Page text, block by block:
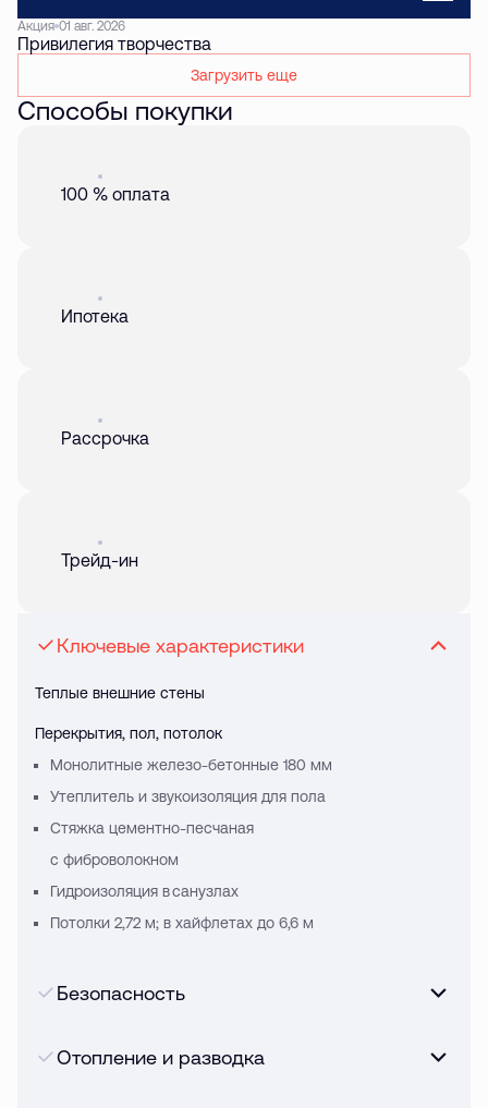
Акция 01 авг. 2026
Привилегия творчества
Загрузить еще
Способы покупки
100 % оплата
Ипотека
Рассрочка
Трейд-ин
Ключевые характеристики
Теплые внешние стены
Перекрытия, пол, потолок
Монолитные железо-бетонные 180 мм
Утеплитель и звукоизоляция для пола
Стяжка цементно-песчаная
с фиброволокном
Гидроизоляция в санузлах
Потолки 2,72 м; в хайфлетах до 6,6 м
Безопасность
Отопление и разводка